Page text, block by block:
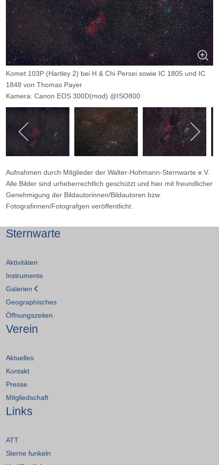
Komet 103P (Hartley 2) bei H & Chi Persei sowie IC 1805 und IC
1848 von Thomas Payer
Kamera: Canon EOS 300D(mod) @ISO800
Optik: 70mm bei f/2,8
Belichtungszeit: 12 x 90s
Filter: ---
Ort: Büttgen
Datum: 09.10.2010
Aufnahmen durch Mitglieder der Walter-Hohmann-Sternwarte e.V.
Alle Bilder sind urheberrechtlich geschützt und hier mit freundlicher
Genehmigung der Bildautorinnen/Bildautoren bzw.
Fotografinnen/Fotografgen veröffentlicht.
Sternwarte
Aktivitäten
Instrumente
Galerien
Geographisches
Öffnungszeiten
Verein
Aktuelles
Kontakt
Presse
Mitgliedschaft
Links
ATT
Sterne funkeln